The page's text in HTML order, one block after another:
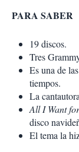
PARA SABER
19 discos.
Tres
Es una de
tiempos.
La
All I Want
disco
El tema la